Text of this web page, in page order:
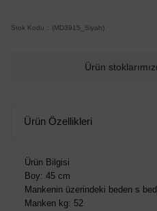
Stok Kodu (MD3915_Siyah)
Ürün
Ürün Özellikleri
Ürün Bilgisi
Boy: 45 cm
Mankenin üzerindeki beden s
Manken kg: 52